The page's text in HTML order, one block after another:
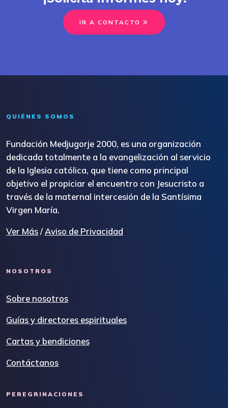
IR A CONTACTO
QUIÉNES SOMOS
Fundación Medjugorje 2000, es una organización
dedicada totalmente a la evangelización al servicio
de la Iglesia católica, que tiene como principal
objetivo el propiciar el encuentro con Jesucristo a
través de la maternal intercesión de la Santísima
Virgen María.
Ver Más/Aviso de Privacidad
NOSOTROS
Sobre nosotros
Guías y directores espirituales
Cartas y bendiciones
Contáctanos
PEREGRINACIONES